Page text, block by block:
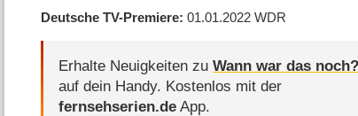
Deutsche TV-Premiere 01.01.2022WDR
Erhalte Neuigkeiten zuWann war das noch?
auf dein Handy. Kostenlos mit der
fernsehserien.de App.